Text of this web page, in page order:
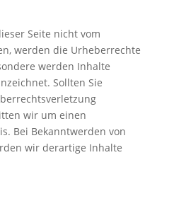
Seite nicht vom
werden die Urheberrechte
werden Inhalte
Sollten Sie
wir um einen
Bei Bekanntwerden von
wir derartige Inhalte